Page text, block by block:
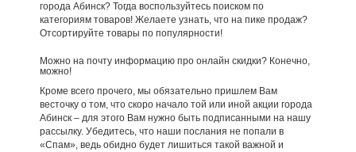
города Абинск? Тогда воспользуйтесь поиском по
категориям товаров! Желаете узнать, что на пике продаж?
Отсортируйте товары по популярности!
Можно на почту информацию про онлайн скидки? Конечно,
можно!
Кроме всего прочего, мы обязательно пришлем Вам
весточку о том, что скоро начало той или иной акции города
Абинск – для этого Вам нужно быть подписанными на нашу
рассылку. Убедитесь, что наши послания не попали в
«Спам», ведь обидно будет лишиться такой важной и